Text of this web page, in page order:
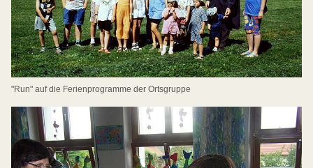
"Run" auf die Ferienprogramme der Ortsgruppe